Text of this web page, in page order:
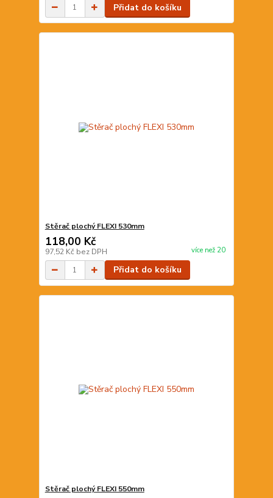
Přidat do košíku
Stěrač plochý FLEXI 530mm
118,00 Kč
97,52 Kč bez DPH více než 20
Přidat do košíku
Stěrač plochý FLEXI 550mm